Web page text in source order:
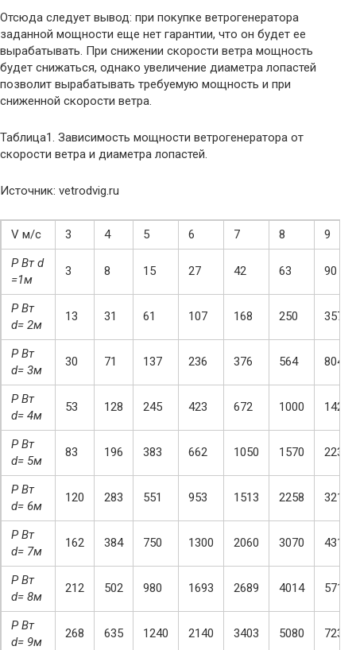
Отсюда следует вывод: при покупке ветрогенератора
заданной мощности еще нет гарантии, что он будет ее
вырабатывать. При снижении скорости ветра мощность
будет снижаться, однако увеличение диаметра лопастей
позволит вырабатывать требуемую мощность и при
сниженной скорости ветра.
Таблица1. Зависимость мощности ветрогенератора от
скорости ветра и диаметра лопастей.
Источник: vetrodvig.ru
V м/с 3 4 5 6 7 8
9
P Вт d
=1м
3 8 15 27 42 63 90
P Вт
d= 2м
13 31 61 107 168 250 357
P Вт
d= 3м
30 71 137 236 376 564 804
P Вт
d= 4м
53 128 245 423 672 1000 1423
P Вт
d= 5м
83 196 383 662 1050 1570 2233
P Вт
d= 6м
120 283 551 953 1513 2258 3215
P Вт
d= 7м
162 384 750 1300 2060 3070 4310
P Вт
d= 8м
212 502 980 1693 2689 4014 5715
P Вт
d= 9м
268 635 1240 2140 3403 5080 7230